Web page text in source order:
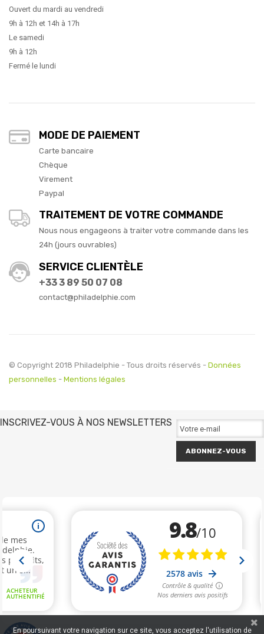
Ouvert du mardi au vendredi
9h à 12h et 14h à 17h
Le samedi
9h à 12h
Fermé le lundi
MODE DE PAIEMENT
Carte bancaire
Chèque
Virement
Paypal
TRAITEMENT DE VOTRE COMMANDE
Nous nous engageons à traiter votre commande dans les
24h (jours ouvrables)
SERVICE CLIENTÈLE
+33 3 89 50 07 08
contact@philadelphie.com
© Copyright 2018 Philadelphie - Tous droits réservés - Données
personnelles - Mentions légales
INSCRIVEZ-VOUS À NOS NEWSLETTERS
ABONNEZ-VOUS
En poursuivant votre navigation sur ce site, vous acceptez l'utilisation de